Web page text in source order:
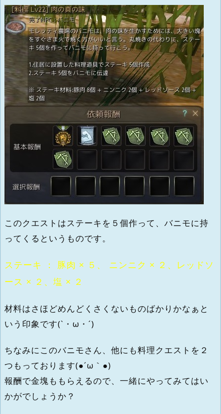
このクエストはステーキを５個作って、バニモに持
ってくるというものです。
ステーキ ： 豚肉 × ５、 ニンニク × ２、レッドソ
ース × ２、塩 × ２
材料はさほどめんどくさくないものばかりかなぁと
いう印象です(`・ω・´)
ちなみにこのバニモさん、他にも料理クエストを２
つもっております(●´ω｀●)
報酬で金塊ももらえるので、一緒にやってみてはい
かがでしょうか？